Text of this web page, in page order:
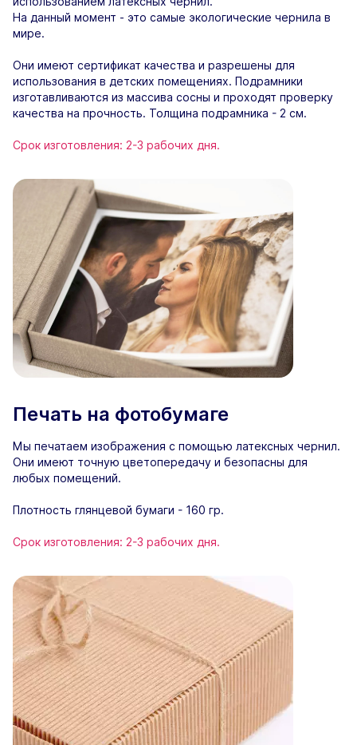
На данный момент - это самые экологические чернила в
мире.
Они имеют сертификат качества и разрешены для
использования в детских помещениях. Подрамники
изготавливаются из массива сосны и проходят проверку
качества на прочность. Толщина подрамника - 2 см.
Срок изготовления: 2-3 рабочих дня.
Печать на фотобумаге
Мы печатаем изображения с помощью латексных чернил.
Они имеют точную цветопередачу и безопасны для
любых помещений.
Плотность глянцевой бумаги - 160 гр.
Срок изготовления: 2-3 рабочих дня.